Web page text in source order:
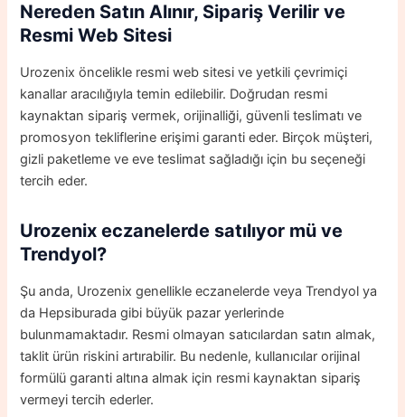
Nereden Satın Alınır, Sipariş Verilir ve
Resmi Web Sitesi
Urozenix öncelikle resmi web sitesi ve yetkili çevrimiçi
kanallar aracılığıyla temin edilebilir. Doğrudan resmi
kaynaktan sipariş vermek, orijinalliği, güvenli teslimatı ve
promosyon tekliflerine erişimi garanti eder. Birçok müşteri,
gizli paketleme ve eve teslimat sağladığı için bu seçeneği
tercih eder.
Urozenixeczanelerde satılıyor mü ve
Trendyol?
Şu anda, Urozenix genellikle eczanelerde veya Trendyol ya
da Hepsiburada gibi büyük pazar yerlerinde
bulunmamaktadır. Resmi olmayan satıcılardan satın almak,
taklit ürün riskini artırabilir. Bu nedenle, kullanıcılar orijinal
formülü garanti altına almak için resmi kaynaktan sipariş
vermeyi tercih ederler.